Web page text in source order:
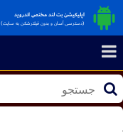
اپلیکیشن بت لند مختص اندروید
(دسترسی آسان و بدون فیلترشکن به سایت)